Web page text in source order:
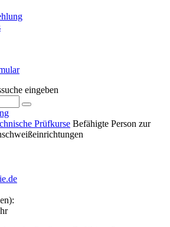
eingeben
Prüfkurse Befähigte Person zur